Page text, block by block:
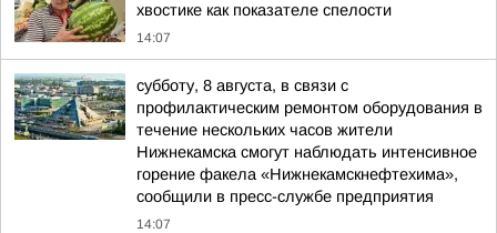
хвостике как показателе спелости
14:07
субботу, 8 августа, в связи с
профилактическим ремонтом оборудования в
течение нескольких часов жители
Нижнекамска смогут наблюдать интенсивное
горение факела «Нижнекамскнефтехима»,
сообщили в пресс-службе предприятия
14:07